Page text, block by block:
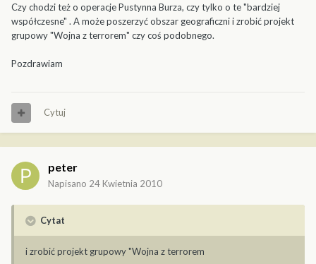
Czy chodzi też o operacje Pustynna Burza, czy tylko o te "bardziej
współczesne" . A może poszerzyć obszar geograficzni i zrobić projekt
grupowy "Wojna z terrorem" czy coś podobnego.
Pozdrawiam
Cytuj
peter
Napisano 24 Kwietnia 2010
Cytat
i zrobić projekt grupowy "Wojna z terrorem